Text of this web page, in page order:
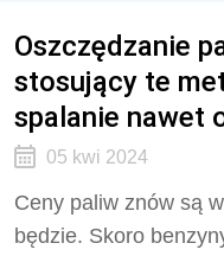
Oszczędzanie
stosujący te
spalanie nawet
05 kwi 2024
Ceny paliw znów są
będzie. Skoro